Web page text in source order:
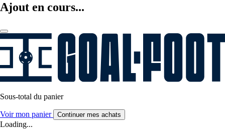
Ajout en cours...
Sous-total du panier
Voir mon panier Continuer mes achats
Loading...